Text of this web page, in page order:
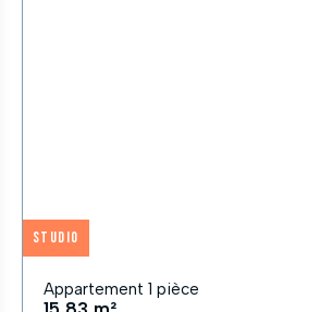
Studio
Appartement 1 pièce